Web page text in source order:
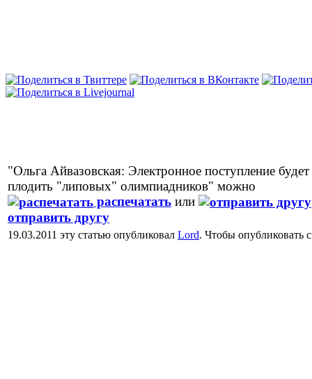
"Ольга Айвазовская: Электронное поступление будет
плодить "липовых" олимпиадников" можно
распечатать или
отправить другу
19.03.2011 эту статью опубликовал Lord. Чтобы опубликовать